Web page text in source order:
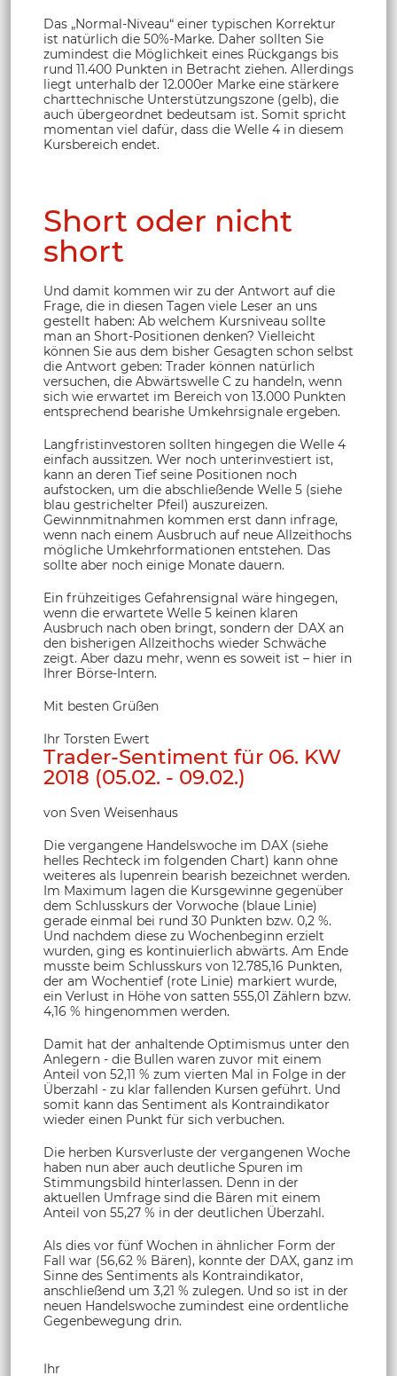
Das „Normal-Niveau“ einer typischen Korrektur
ist natürlich die 50%-Marke. Daher sollten Sie
zumindest die Möglichkeit eines Rückgangs bis
rund 11.400 Punkten in Betracht ziehen. Allerdings
liegt unterhalb der 12.000er Marke eine stärkere
charttechnische Unterstützungszone (gelb), die
auch übergeordnet bedeutsam ist. Somit spricht
momentan viel dafür, dass die Welle 4 in diesem
Kursbereich endet.
Short oder nicht
short
Und damit kommen wir zu der Antwort auf die
Frage, die in diesen Tagen viele Leser an uns
gestellt haben: Ab welchem Kursniveau sollte
man an Short-Positionen denken? Vielleicht
können Sie aus dem bisher Gesagten schon selbst
die Antwort geben: Trader können natürlich
versuchen, die Abwärtswelle C zu handeln, wenn
sich wie erwartet im Bereich von 13.000 Punkten
entsprechend bearishe Umkehrsignale ergeben.
Langfristinvestoren sollten hingegen die Welle 4
einfach aussitzen. Wer noch unterinvestiert ist,
kann an deren Tief seine Positionen noch
aufstocken, um die abschließende Welle 5 (siehe
blau gestrichelter Pfeil) auszureizen.
Gewinnmitnahmen kommen erst dann infrage,
wenn nach einem Ausbruch auf neue Allzeithochs
mögliche Umkehrformationen entstehen. Das
sollte aber noch einige Monate dauern.
Ein frühzeitiges Gefahrensignal wäre hingegen,
wenn die erwartete Welle 5 keinen klaren
Ausbruch nach oben bringt, sondern der DAX an
den bisherigen Allzeithochs wieder Schwäche
zeigt. Aber dazu mehr, wenn es soweit ist – hier in
Ihrer Börse-Intern.
Mit besten Grüßen
Ihr Torsten Ewert
Trader-Sentiment für 06. KW
2018 (05.02. - 09.02.)
von Sven Weisenhaus
Die vergangene Handelswoche im DAX (siehe
helles Rechteck im folgenden Chart) kann ohne
weiteres als lupenrein bearish bezeichnet werden.
Im Maximum lagen die Kursgewinne gegenüber
dem Schlusskurs der Vorwoche (blaue Linie)
gerade einmal bei rund 30 Punkten bzw. 0,2 %.
Und nachdem diese zu Wochenbeginn erzielt
wurden, ging es kontinuierlich abwärts. Am Ende
musste beim Schlusskurs von 12.785,16 Punkten,
der am Wochentief (rote Linie) markiert wurde,
ein Verlust in Höhe von satten 555,01 Zählern bzw.
4,16 % hingenommen werden.
Damit hat der anhaltende Optimismus unter den
Anlegern - die Bullen waren zuvor mit einem
Anteil von 52,11 % zum vierten Mal in Folge in der
Überzahl - zu klar fallenden Kursen geführt. Und
somit kann das Sentiment als Kontraindikator
wieder einen Punkt für sich verbuchen.
Die herben Kursverluste der vergangenen Woche
haben nun aber auch deutliche Spuren im
Stimmungsbild hinterlassen. Denn in der
aktuellen Umfrage sind die Bären mit einem
Anteil von 55,27 % in der deutlichen Überzahl.
Als dies vor fünf Wochen in ähnlicher Form der
Fall war (56,62 % Bären), konnte der DAX, ganz im
Sinne des Sentiments als Kontraindikator,
anschließend um 3,21 % zulegen. Und so ist in der
neuen Handelswoche zumindest eine ordentliche
Gegenbewegung drin.
Ihr